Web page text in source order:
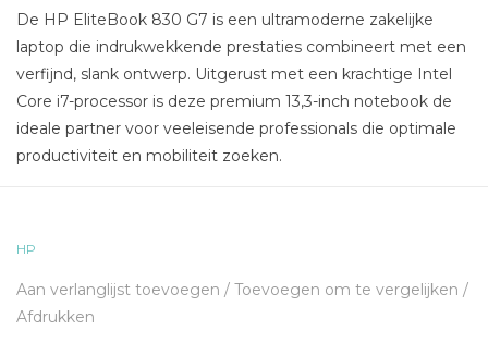
De HP EliteBook 830 G7 is een ultramoderne zakelijke
laptop die indrukwekkende prestaties combineert met een
verfijnd, slank ontwerp. Uitgerust met een krachtige Intel
Core i7-processor is deze premium 13,3-inch notebook de
ideale partner voor veeleisende professionals die optimale
productiviteit en mobiliteit zoeken.
HP
Aan verlanglijst toevoegen / Toevoegen om te vergelijken /
Afdrukken